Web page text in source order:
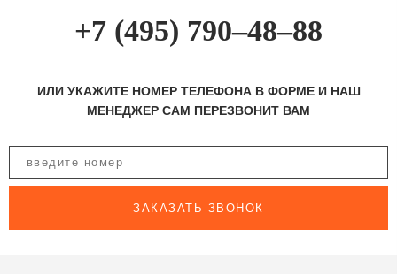
+7 (495) 790–48–88
ИЛИ УКАЖИТЕ НОМЕР ТЕЛЕФОНА В ФОРМЕ И НАШ
МЕНЕДЖЕР САМ ПЕРЕЗВОНИТ ВАМ
ЗАКАЗАТЬ ЗВОНОК